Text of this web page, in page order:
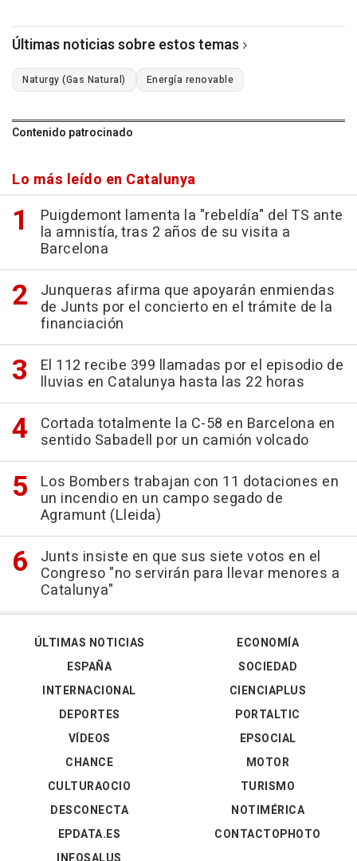
Últimas noticias sobre estos temas
Naturgy (Gas Natural) Energía renovable
Contenido patrocinado
Lo más leído en Catalunya
Puigdemont lamenta la "rebeldía" del TS ante
la amnistía, tras 2 años de su visita a
Barcelona
Junqueras afirma que apoyarán enmiendas
de Junts por el concierto en el trámite de la
financiación
El 112 recibe 399 llamadas por el episodio de
lluvias en Catalunya hasta las 22 horas
Cortada totalmente la C-58 en Barcelona en
sentido Sabadell por un camión volcado
Los Bombers trabajan con 11 dotaciones en
un incendio en un campo segado de
Agramunt (Lleida)
Junts insiste en que sus siete votos en el
Congreso "no servirán para llevar menores a
Catalunya"
ÚLTIMAS NOTICIAS
ESPAÑA
INTERNACIONAL
DEPORTES
VÍDEOS
ECONOMÍA
SOCIEDAD
CIENCIAPLUS
PORTALTIC
EPSOCIAL
CHANCE
CULTURAOCIO
DESCONECTA
EPDATA.ES
MOTOR
TURISMO
NOTIMÉRICA
CONTACTOPHOTO